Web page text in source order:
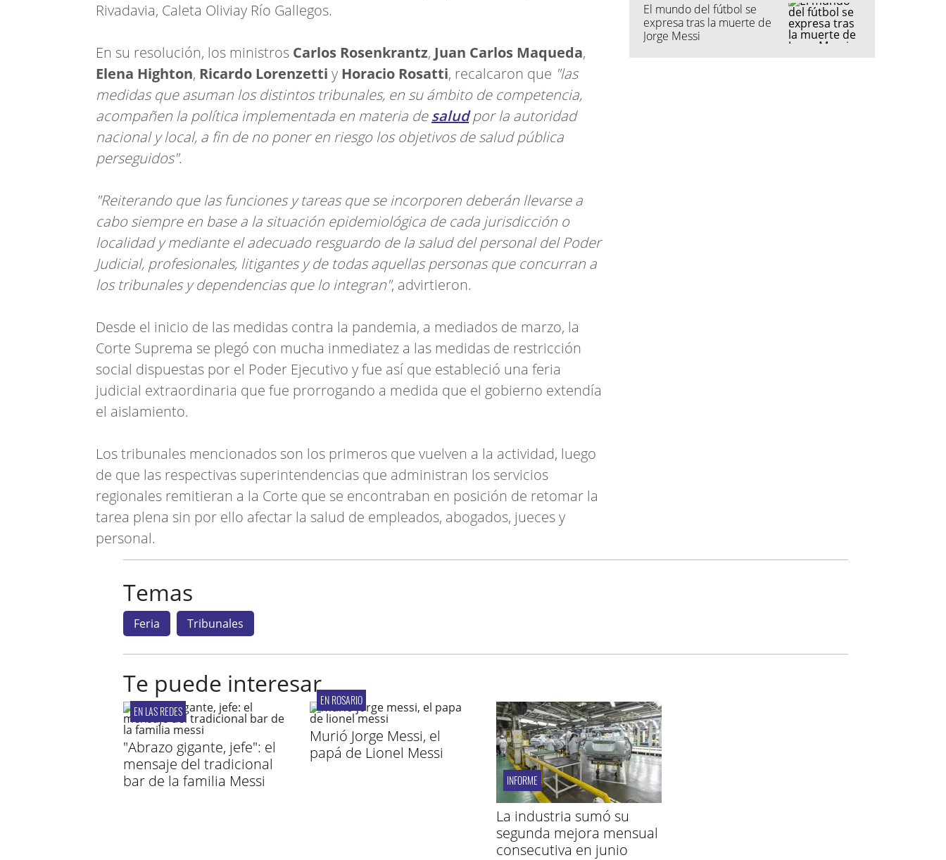
Rivadavia, Caleta Oliviay Río Gallegos.
En su resolución, los ministros Carlos Rosenkrantz, Juan Carlos Maqueda,
Elena Highton, Ricardo Lorenzetti y Horacio Rosatti, recalcaron que "las
medidas que asuman los distintos tribunales, en su ámbito de competencia,
acompañen la política implementada en materia desaludpor la autoridad
nacional y local, a fin de no poner en riesgo los objetivos de salud pública
perseguidos".
"Reiterando que las funciones y tareas que se incorporen deberán llevarse a
cabo siempre en base a la situación epidemiológica de cada jurisdicción o
localidad y mediante el adecuado resguardo de la salud del personal del Poder
Judicial, profesionales, litigantes y de todas aquellas personas que concurran a
los tribunales y dependencias que lo integran", advirtieron.
Desde el inicio de las medidas contra la pandemia, a mediados de marzo, la
Corte Suprema se plegó con mucha inmediatez a las medidas de restricción
social dispuestas por el Poder Ejecutivo y fue así que estableció una feria
judicial extraordinaria que fue prorrogando a medida que el gobierno extendía
el aislamiento.
Los tribunales mencionados son los primeros que vuelven a la actividad, luego
de que las respectivas superintendencias que administran los servicios
regionales remitieran a la Corte que se encontraban en posición de retomar la
tarea plena sin por ello afectar la salud de empleados, abogados, jueces y
personal.
El mundo del fútbol se
expresa tras la muerte de
Jorge Messi
Temas
Feria Tribunales
Te puede interesar
EN LAS REDES
"Abrazo gigante, jefe": el
mensaje del tradicional
bar de la familia Messi
EN ROSARIO
Murió Jorge Messi, el
papá de Lionel Messi
INFORME
La industria sumó su
segunda mejora mensual
consecutiva en junio